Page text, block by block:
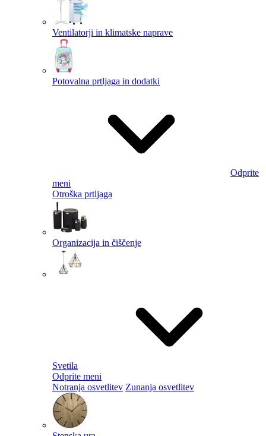
Ventilatorji in klimatske naprave
Potovalna prtljaga in dodatki
Odprite
meni
Otroška prtljaga
Organizacija in čiščenje
Svetila
Odprite meni
Notranja osvetlitev Zunanja osvetlitev